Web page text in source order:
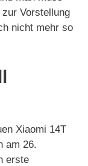
Vorstellung
nicht mehr so
Xiaomi 14T
am 26.
erste